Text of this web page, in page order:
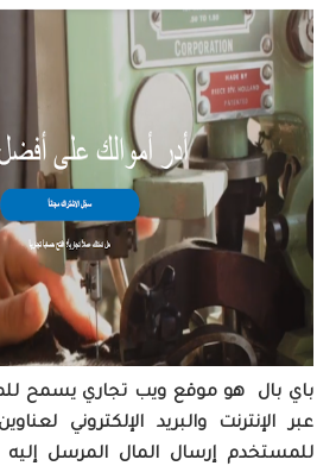
باي بال ‏ هو موقع ويب تجاري يسمح
عبر الإنترنت والبريد الإلكتروني
للمستخدم إرسال المال المرسل إليه